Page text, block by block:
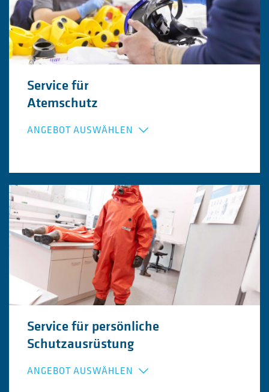
Fristenüberwachung und Dokumentation
Service für
Atemschutz
ANGEBOT AUSWÄHLEN
Gestellung von Ersatzmaterial
Befüllung von Atemluftflaschen
Service für persönliche
Schutzausrüstung
ANGEBOT AUSWÄHLEN